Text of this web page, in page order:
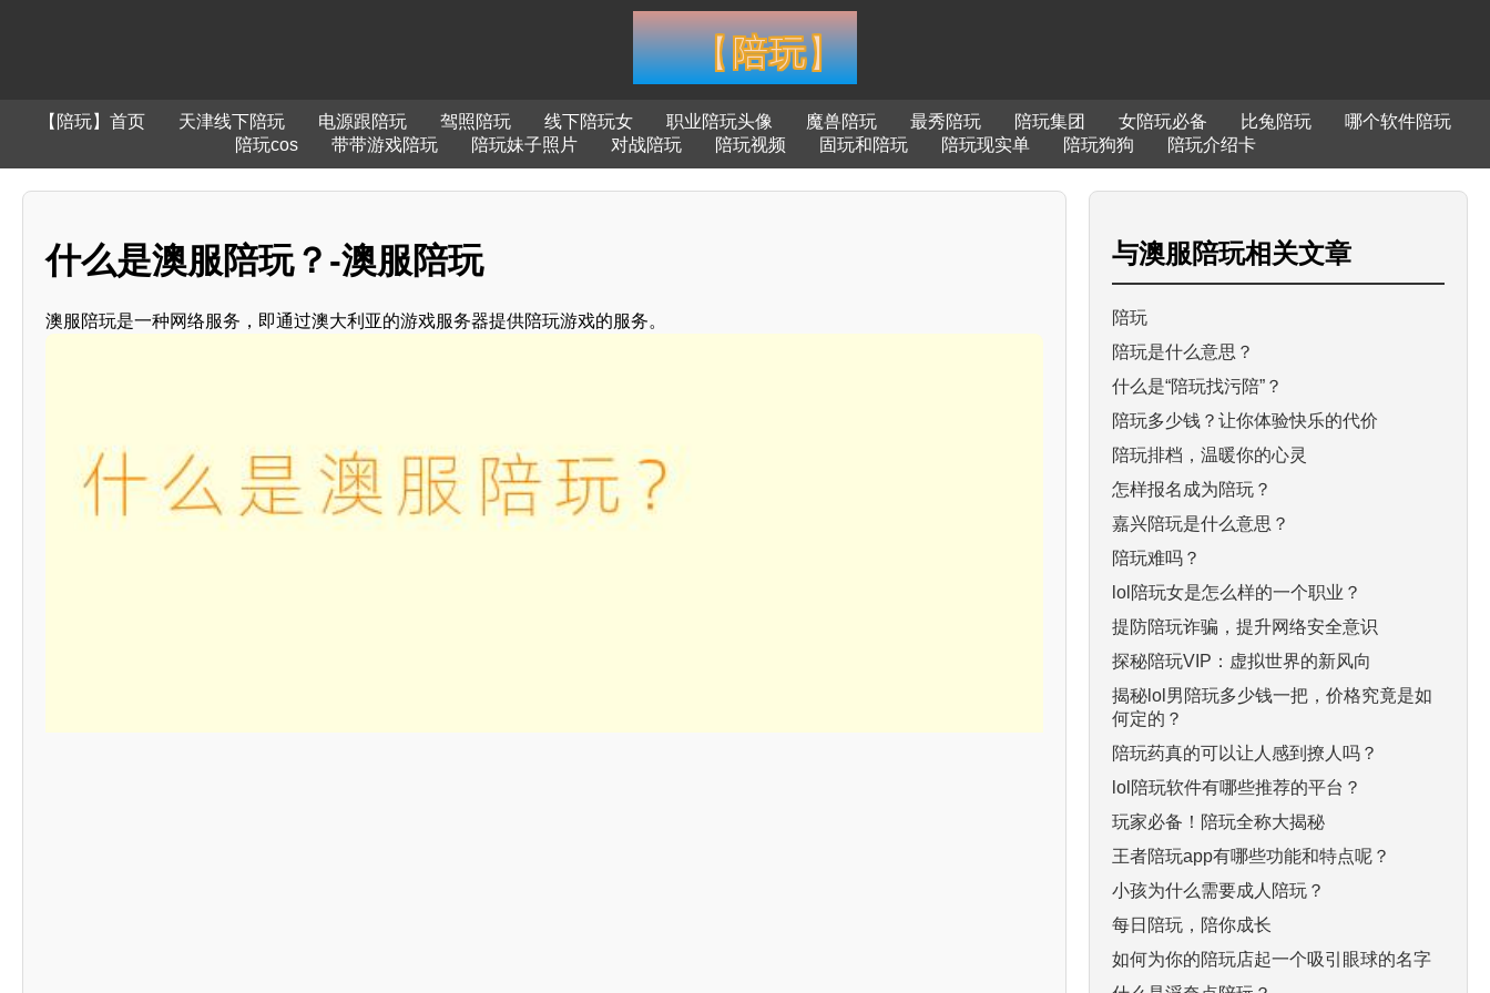
【陪玩】首页 天津线下陪玩 电源跟陪玩 驾照陪玩 线下陪玩女 职业陪玩头像 魔兽陪玩 最秀陪玩 陪玩集团 女陪玩必备 比兔陪玩
哪个软件陪玩
陪玩cos
带带游戏陪玩 陪玩妹子照片 对战陪玩 陪玩视频 固玩和陪玩 陪玩现实单 陪玩狗狗 陪玩介绍卡
什么是澳服陪玩？-澳服陪玩
澳服陪玩是一种网络服务，即通过澳大利亚的游戏服务器提供陪玩游戏的服务。
与澳服陪玩相关文章
陪玩
陪玩是什么意思？
什么是“陪玩找污陪”？
陪玩多少钱？让你体验快乐的代价
陪玩排档，温暖你的心灵
怎样报名成为陪玩？
嘉兴陪玩是什么意思？
陪玩难吗？
lol陪玩女是怎么样的一个职业？
提防陪玩诈骗，提升网络安全意识
探秘陪玩VIP：虚拟世界的新风向
揭秘lol男陪玩多少钱一把，价格究竟是如
何定的？
陪玩药真的可以让人感到撩人吗？
lol陪玩软件有哪些推荐的平台？
玩家必备！陪玩全称大揭秘
王者陪玩app有哪些功能和特点呢？
小孩为什么需要成人陪玩？
每日陪玩，陪你成长
如何为你的陪玩店起一个吸引眼球的名字